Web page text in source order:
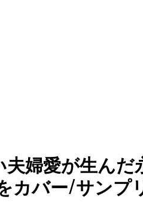
婦愛が生んだ
カバー/サンプ